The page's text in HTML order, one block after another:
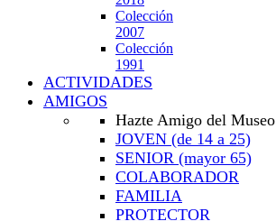
Colección
2007
Colección
1991
ACTIVIDADES
AMIGOS
Hazte Amigo del Museo
JOVEN (de 14 a 25)
SENIOR (mayor 65)
COLABORADOR
FAMILIA
PROTECTOR